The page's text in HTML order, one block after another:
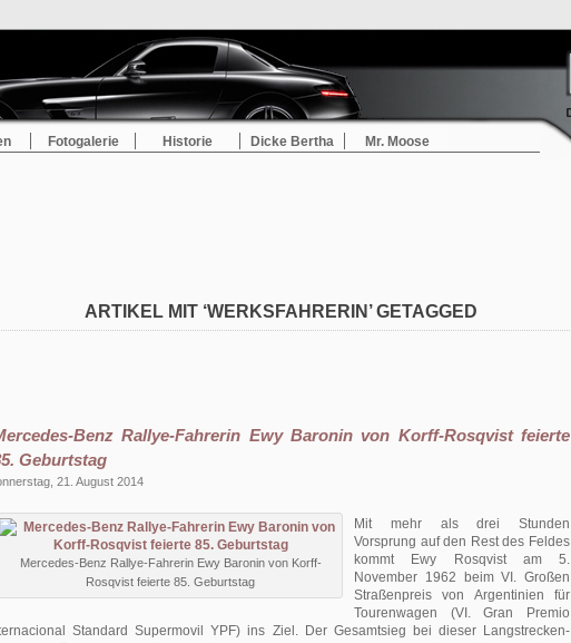
Fotogalerie Historie Dicke Bertha Mr. Moose
ARTIKEL MIT ‘WERKSFAHRERIN’ GETAGGED
Benz Rallye-Fahrerin Ewy Baronin von Korff-Rosqvist feierte
Geburtstag
21. August 2014
Mercedes-Benz Rallye-Fahrerin Ewy Baronin von Korff-
Rosqvist feierte 85. Geburtstag
Mit mehr als drei Stunden
Vorsprung auf den Rest des Feldes
kommt Ewy Rosqvist am 5.
November 1962 beim VI. Großen
Straßenpreis von Argentinien für
Tourenwagen (VI. Gran Premio
Standard Supermovil YPF) ins Ziel. Der Gesamtsieg bei dieser Langstrecken-